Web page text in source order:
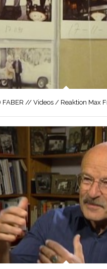
FABER // Videos / Reaktion Max